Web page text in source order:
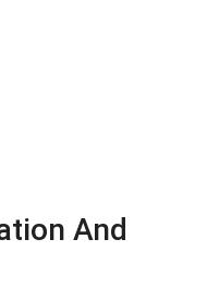
And